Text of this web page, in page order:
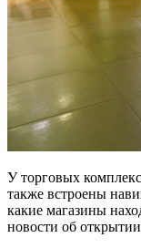
У торговых
также встроены
какие магазины
новости об